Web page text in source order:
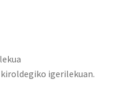
igerilekuan.